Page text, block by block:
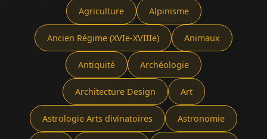
Agriculture Alpinisme
Ancien Régime (XVIe-XVIIIe) Animaux
Antiquité Archéologie
Architecture Design Art
Astrologie Arts divinatoires Astronomie